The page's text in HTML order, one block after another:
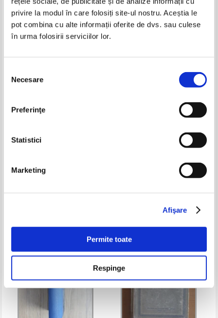
privire la modul în care folosiți site-ul nostru. Aceștia le
pot combina cu alte informații oferite de dvs. sau culese
în urma folosirii serviciilor lor.
consimțământului
Necesare
Preferinţe
Statistici
Marketing
Afişare
Permite toate
Respinge
Henry Holt - Quatre griffes
(1938)
Pret:32,00Lei 20,80 Lei
Adaugă în coș
Leon Dierx - Oeuvres completes.
Poems et poesies. Les levres
closes. Les paroles du Vaincu. La
Pret:45,00Lei 29,25 Lei
Charles W. Brewbaker - The
Paul Hervieu - L'armature (1895)